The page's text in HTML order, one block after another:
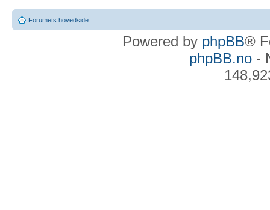
Forumets hovedside
Powered by phpBB®
phpBB.no-